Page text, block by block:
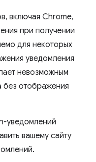
включая Chrome,
при получении
для некоторых
уведомления
невозможным
без отображения
уведомлений
вашему сайту